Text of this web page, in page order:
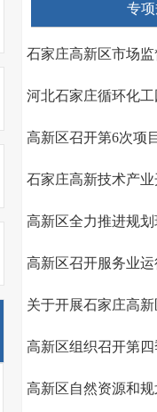
专
石家庄高新区市场
河北石家庄循环化
高新区召开第6次项
石家庄高新技术产
高新区全力推进规
高新区召开服务业
关于开展石家庄高
高新区组织召开第
高新区自然资源和